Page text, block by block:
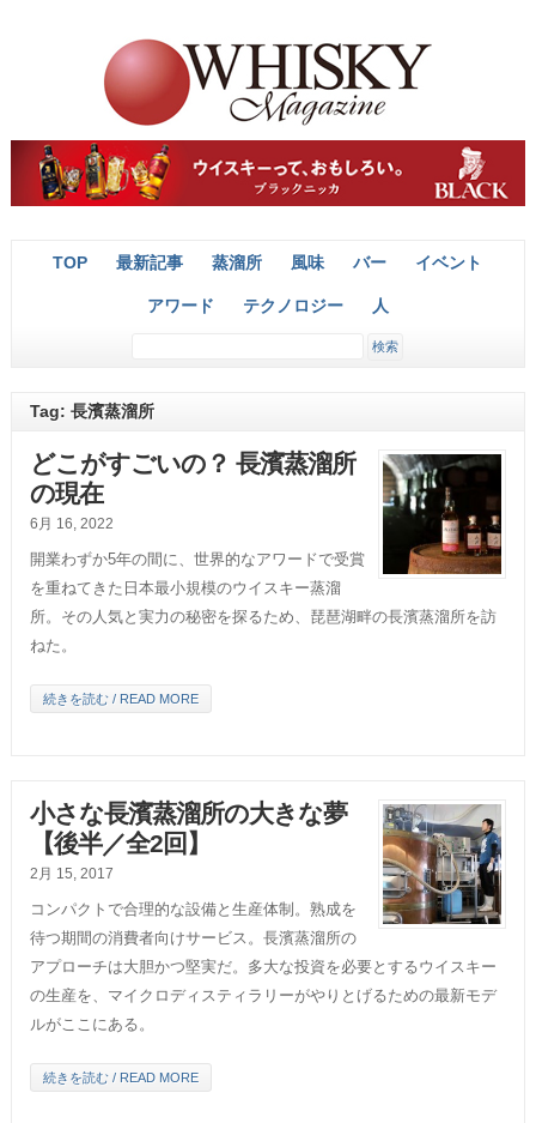
TOP 最新記事 蒸溜所 風味 バー イベント
アワード テクノロジー 人
Tag: 長濱蒸溜所
どこがすごいの？ 長濱蒸溜所
の現在
6月 16, 2022
開業わずか5年の間に、世界的なアワードで受賞
を重ねてきた日本最小規模のウイスキー蒸溜
所。その人気と実力の秘密を探るため、琵琶湖畔の長濱蒸溜所を訪
ねた。
続きを読む / READ MORE
小さな長濱蒸溜所の大きな夢
【後半／全2回】
2月 15, 2017
コンパクトで合理的な設備と生産体制。熟成を
待つ期間の消費者向けサービス。長濱蒸溜所の
アプローチは大胆かつ堅実だ。多大な投資を必要とするウイスキー
の生産を、マイクロディスティラリーがやりとげるための最新モデ
ルがここにある。
続きを読む / READ MORE